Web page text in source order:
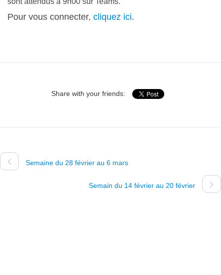
Pour vous connecter, cliquez ici.
Share with your friends:
Semaine du 28 février au 6 mars
Semain du 14 février au 20 février